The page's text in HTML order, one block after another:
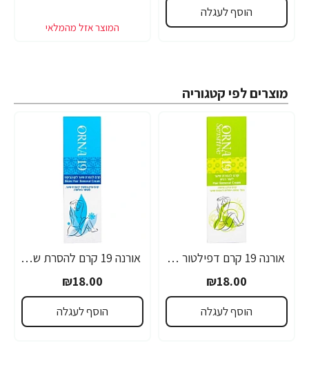
הוסף לעגלה
מוצרים לפי קטגוריה
אורנה 19 קרם דפילטור לעור רגיש 80 גרם
₪18.00
הוסף לעגלה
אורנה 19 קרם להסרת שיער לקו הביקיני 90 מ"ל
₪18.00
הוסף לעגלה